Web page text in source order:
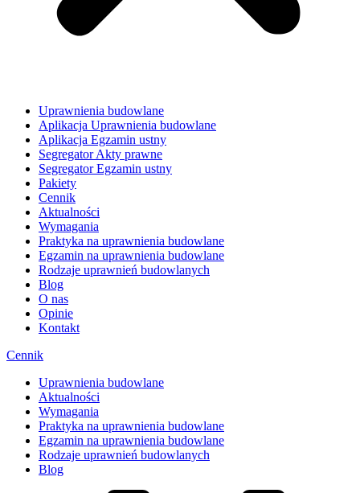
Uprawnienia budowlane
Aplikacja Uprawnienia budowlane
Aplikacja Egzamin ustny
Segregator Akty prawne
Segregator Egzamin ustny
Pakiety
Cennik
Aktualności
Wymagania
Praktyka na uprawnienia budowlane
Egzamin na uprawnienia budowlane
Rodzaje uprawnień budowlanych
Blog
O nas
Opinie
Kontakt
Cennik
Uprawnienia budowlane
Aktualności
Wymagania
Praktyka na uprawnienia budowlane
Egzamin na uprawnienia budowlane
Rodzaje uprawnień budowlanych
Blog